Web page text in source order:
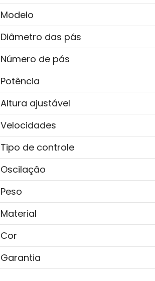
Modelo
Diâmetro das pás
Número de pás
Potência
Altura ajustável
Velocidades
Tipo de controle
Oscilação
Peso
Material
Cor
Garantia